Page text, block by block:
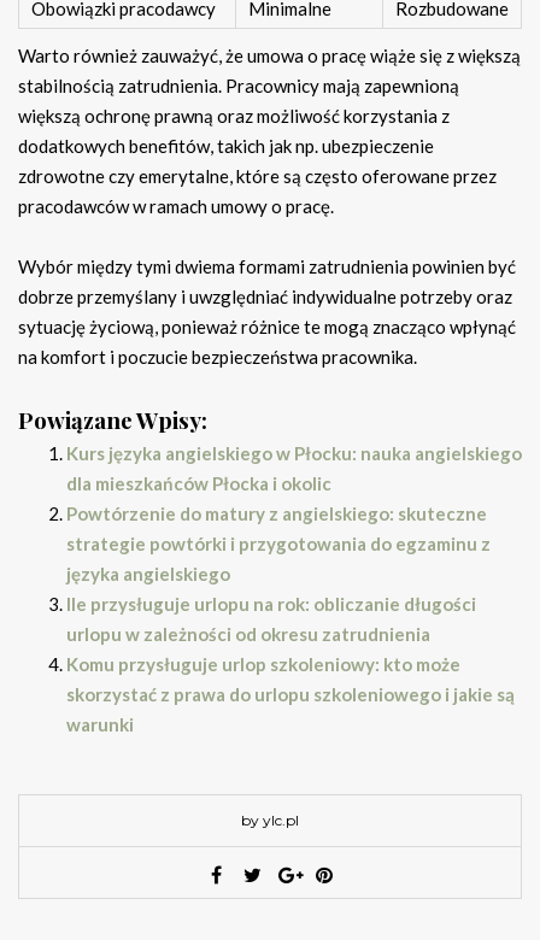
Obowiązki pracodawcy Minimalne Rozbudowane
Warto również zauważyć, że umowa o pracę wiąże się z większą
stabilnością zatrudnienia. Pracownicy mają zapewnioną
większą ochronę prawną oraz możliwość korzystania z
dodatkowych benefitów, takich jak np. ubezpieczenie
zdrowotne czy emerytalne, które są często oferowane przez
pracodawców w ramach umowy o pracę.
Wybór między tymi dwiema formami zatrudnienia powinien być
dobrze przemyślany i uwzględniać indywidualne potrzeby oraz
sytuację życiową, ponieważ różnice te mogą znacząco wpłynąć
na komfort i poczucie bezpieczeństwa pracownika.
Powiązane Wpisy:
Kurs języka angielskiego w Płocku: nauka angielskiego
dla mieszkańców Płocka i okolic
Powtórzenie do matury z angielskiego: skuteczne
strategie powtórki i przygotowania do egzaminu z
języka angielskiego
Ile przysługuje urlopu na rok: obliczanie długości
urlopu w zależności od okresu zatrudnienia
Komu przysługuje urlop szkoleniowy: kto może
skorzystać z prawa do urlopu szkoleniowego i jakie są
warunki
by ylc.pl